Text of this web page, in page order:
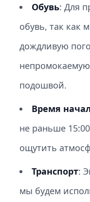
Обувь: Для
обувь, так как
дождливую
подошвой.
Время
не раньше
ощутить
Транспорт:
мы будем